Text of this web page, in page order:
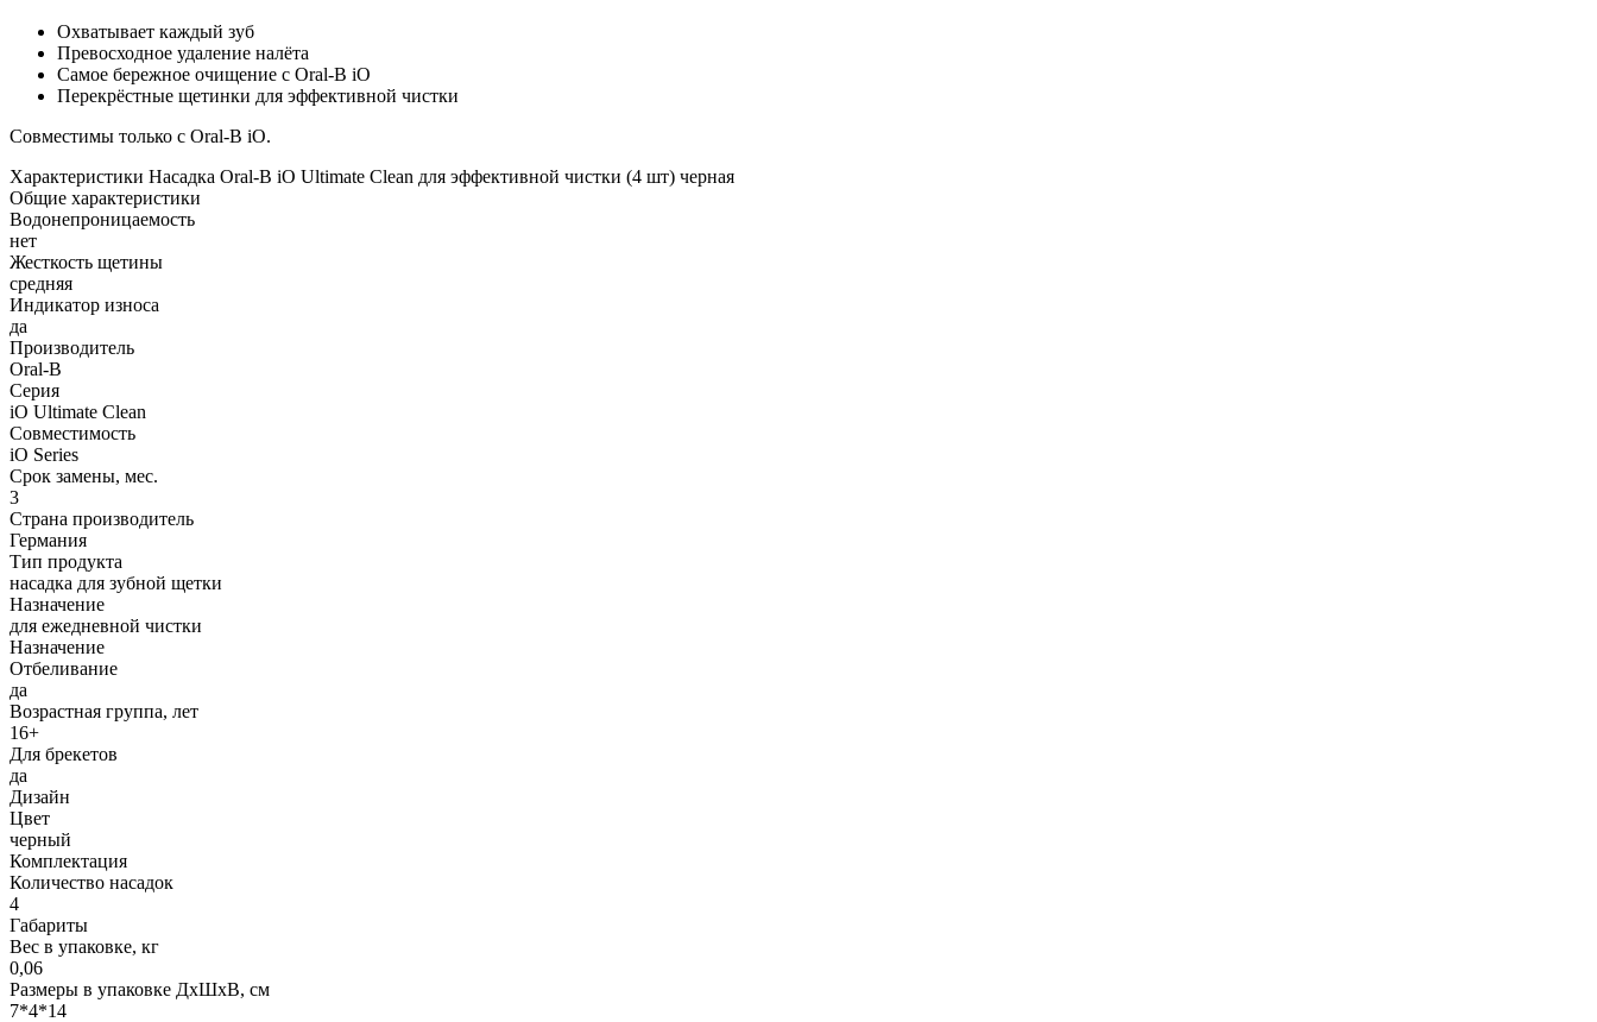
Охватывает каждый зуб
Превосходное удаление налёта
Самое бережное очищение с Oral-B iO
Перекрёстные щетинки для эффективной чистки
Совместимы только с Oral-B iO.
Характеристики Насадка Oral-B iO Ultimate Clean для эффективной чистки (4 шт) черная
Общие характеристики
Водонепроницаемость
нет
Жесткость щетины
средняя
Индикатор износа
да
Производитель
Oral-B
Серия
iO Ultimate Clean
Совместимость
iO Series
Срок замены, мес.
3
Страна производитель
Германия
Тип продукта
насадка для зубной щетки
Назначение
для ежедневной чистки
Назначение
Отбеливание
да
Возрастная группа, лет
16+
Для брекетов
да
Дизайн
Цвет
черный
Комплектация
Количество насадок
4
Габариты
Вес в упаковке, кг
0,06
Размеры в упаковке ДxШxВ, см
7*4*14